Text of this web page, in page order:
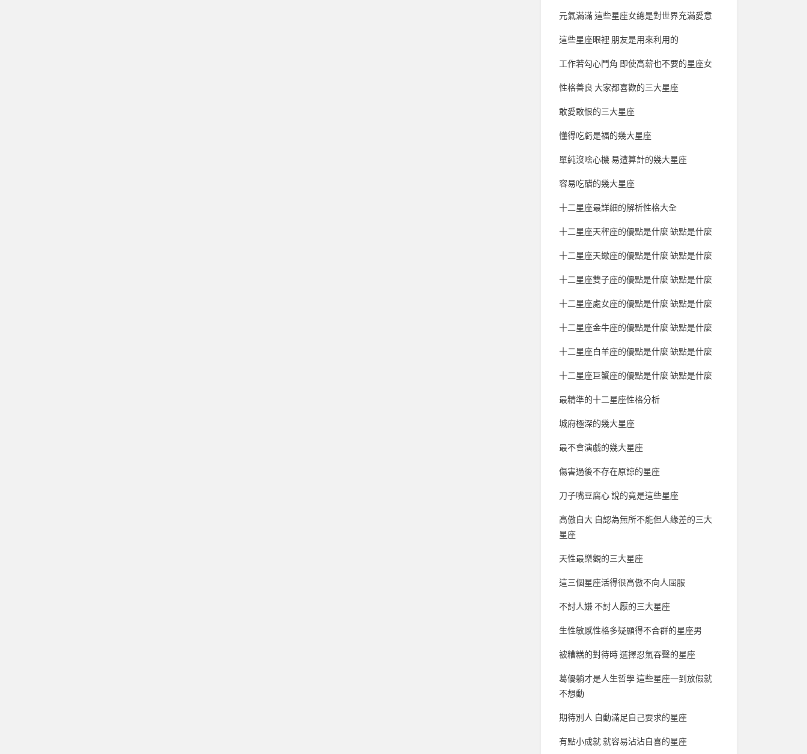
元氣滿滿 這些星座女總是對世界充滿愛意
這些星座眼裡 朋友是用來利用的
工作若勾心鬥角 即使高薪也不要的星座女
性格善良 大家都喜歡的三大星座
敢愛敢恨的三大星座
懂得吃虧是福的幾大星座
單純沒啥心機 易遭算計的幾大星座
容易吃醋的幾大星座
十二星座最詳細的解析性格大全
十二星座天秤座的優點是什麼 缺點是什麼
十二星座天蠍座的優點是什麼 缺點是什麼
十二星座雙子座的優點是什麼 缺點是什麼
十二星座處女座的優點是什麼 缺點是什麼
十二星座金牛座的優點是什麼 缺點是什麼
十二星座白羊座的優點是什麼 缺點是什麼
十二星座巨蟹座的優點是什麼 缺點是什麼
最精準的十二星座性格分析
城府極深的幾大星座
最不會演戲的幾大星座
傷害過後不存在原諒的星座
刀子嘴豆腐心 說的竟是這些星座
高傲自大 自認為無所不能但人緣差的三大
星座
天性最樂觀的三大星座
這三個星座活得很高傲不向人屈服
不討人嫌 不討人厭的三大星座
生性敏感性格多疑顯得不合群的星座男
被糟糕的對待時 選擇忍氣吞聲的星座
葛優躺才是人生哲學 這些星座一到放假就
不想動
期待別人 自動滿足自己要求的星座
有點小成就 就容易沾沾自喜的星座